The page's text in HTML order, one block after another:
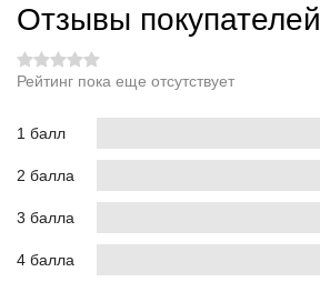
Отзывы покупателей
Рейтинг пока еще отсутствует
1 балл
2 балла
3 балла
4 балла